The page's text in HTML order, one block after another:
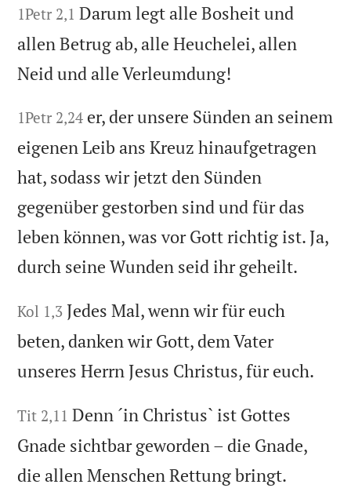
1Petr 2,1 Darum legt alle Bosheit und
allen Betrug ab, alle Heuchelei, allen
Neid und alle Verleumdung!
1Petr 2,24 er, der unsere Sünden an seinem
eigenen Leib ans Kreuz hinaufgetragen
hat, sodass wir jetzt den Sünden
gegenüber gestorben sind und für das
leben können, was vor Gott richtig ist. Ja,
durch seine Wunden seid ihr geheilt.
Kol 1,3 Jedes Mal, wenn wir für euch
beten, danken wir Gott, dem Vater
unseres Herrn Jesus Christus, für euch.
Tit 2,11 Denn ´in Christus` ist Gottes
Gnade sichtbar geworden – die Gnade,
die allen Menschen Rettung bringt.